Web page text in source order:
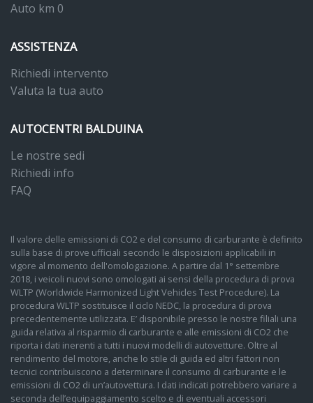
Auto km 0
ASSISTENZA
Richiedi intervento
Valuta la tua auto
AUTOCENTRI BALDUINA
Le nostre sedi
Richiedi info
FAQ
Il valore delle emissioni di CO2 e del consumo di carburante è definito
sulla base di prove ufficiali secondo le disposizioni applicabili in
vigore al momento dell'omologazione. A partire dal 1° settembre
2018, i veicoli nuovi sono omologati ai sensi della procedura di prova
WLTP (Worldwide Harmonized Light Vehicles Test Procedure). La
procedura WLTP sostituisce il ciclo NEDC, la procedura di prova
precedentemente utilizzata. E’ disponibile presso le nostre filiali una
guida relativa al risparmio di carburante e alle emissioni di CO2 che
riporta i dati inerenti a tutti i nuovi modelli di autovetture. Oltre al
rendimento del motore, anche lo stile di guida ed altri fattori non
tecnici contribuiscono a determinare il consumo di carburante e le
emissioni di CO2 di un’autovettura. I dati indicati potrebbero variare a
seconda dell’equipaggiamento scelto e di eventuali accessori